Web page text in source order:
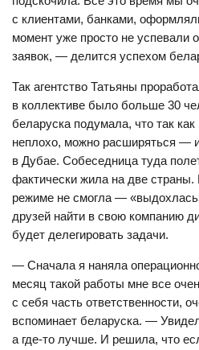
с клиентами, банками,
момент уже просто не успевали
заявок, — делится успехом
Так агентство Татьяны
в коллективе было больше 30
беларуска подумала, что так
неплохо, можно расширяться —
в Дубае. Собеседница туда
фактически жила на две страны.
режиме не смогла —
друзей найти в свою компанию
будет делегировать задачи.
— Сначала я наняла
месяц такой работы мне все
с себя часть ответственности,
вспоминает беларуска. —
а где-то лучше. И решила, что